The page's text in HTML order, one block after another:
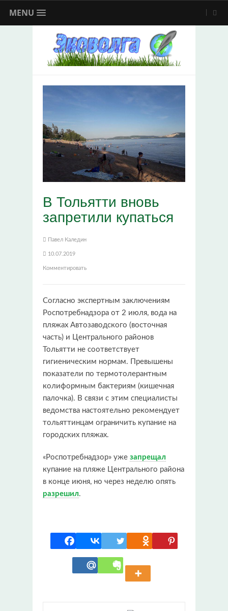
MENU
В Тольятти вновь
запретили купаться
Павел Каледин
10.07.2019
Комментировать
Согласно экспертным заключениям
Роспотребнадзора от 2 июля, вода на
пляжах Автозаводского (восточная
часть) и Центрального районов
Тольятти не соответствует
гигиеническим нормам. Превышены
показатели по термотолерантным
колиформным бактериям (кишечная
палочка). В связи с этим специалисты
ведомства настоятельно рекомендует
тольяттинцам ограничить купание на
городских пляжах.
«Роспотребнадзор» уже запрещал
купание на пляже Центрального района
в конце июня, но через неделю опять
разрешил.